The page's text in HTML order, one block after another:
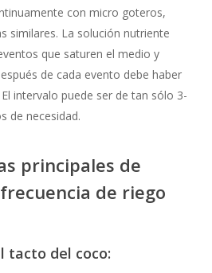
con micro goteros,
similares. La solución nutriente
que saturen el medio y
de cada evento debe haber
intervalo puede ser de tan sólo 3-
de necesidad.
principales de
de riego
tacto del coco: